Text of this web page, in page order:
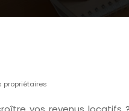
propriétaires